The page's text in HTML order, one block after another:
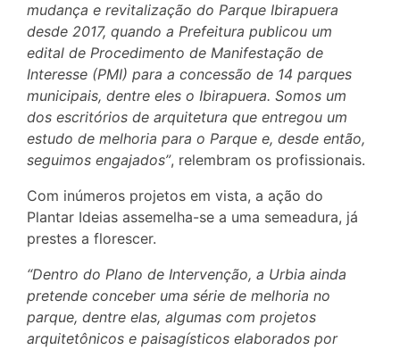
mudança e revitalização do Parque Ibirapuera
desde 2017, quando a Prefeitura publicou um
edital de Procedimento de Manifestação de
Interesse (PMI) para a concessão de 14 parques
municipais, dentre eles o Ibirapuera. Somos um
dos escritórios de arquitetura que entregou um
estudo de melhoria para o Parque e, desde então,
seguimos engajados”, relembram os profissionais.
Com inúmeros projetos em vista, a ação do
Plantar Ideias assemelha-se a uma semeadura, já
prestes a florescer.
“Dentro do Plano de Intervenção, a Urbia ainda
pretende conceber uma série de melhoria no
parque, dentre elas, algumas com projetos
arquitetônicos e paisagísticos elaborados por